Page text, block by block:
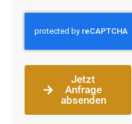
Jetzt
Anfrage
absenden